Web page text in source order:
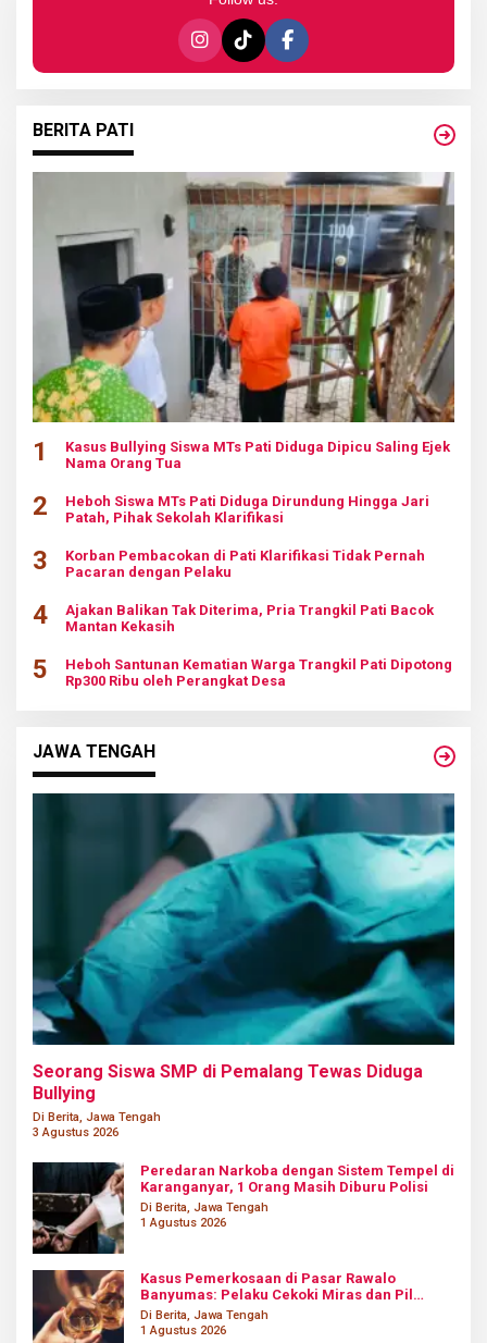
BERITA PATI
1
Kasus Bullying Siswa MTs Pati Diduga Dipicu Saling Ejek
Nama Orang Tua
2
Heboh Siswa MTs Pati Diduga Dirundung Hingga Jari
Patah, Pihak Sekolah Klarifikasi
3
Korban Pembacokan di Pati Klarifikasi Tidak Pernah
Pacaran dengan Pelaku
4
Ajakan Balikan Tak Diterima, Pria Trangkil Pati Bacok
Mantan Kekasih
5
Heboh Santunan Kematian Warga Trangkil Pati Dipotong
Rp300 Ribu oleh Perangkat Desa
JAWA TENGAH
Seorang Siswa SMP di Pemalang Tewas Diduga
Bullying
Di Berita, Jawa Tengah
3 Agustus 2026
Peredaran Narkoba dengan Sistem Tempel di
Karanganyar, 1 Orang Masih Diburu Polisi
Di Berita, Jawa Tengah
1 Agustus 2026
Kasus Pemerkosaan di Pasar Rawalo
Banyumas: Pelaku Cekoki Miras dan Pil
Koplo
Di Berita, Jawa Tengah
1 Agustus 2026